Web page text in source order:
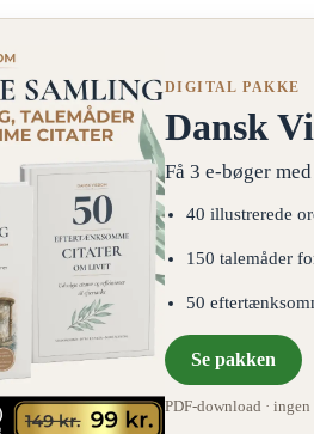
DIGITAL PAKKE
Dansk
Få 3 e-bøger
40 illustrerede
150 talemåder
50
Se pakken
PDF-download ·